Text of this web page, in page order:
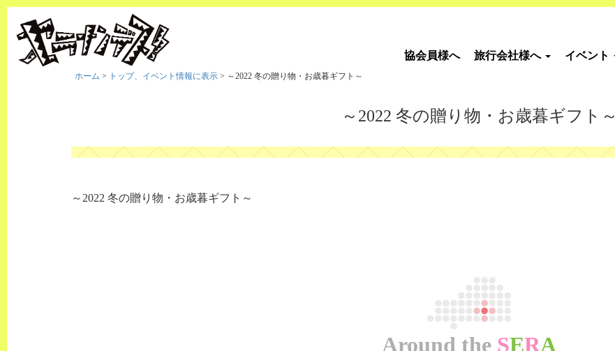
協会員様へ 旅行会社様へ イベント
ホーム > トップ、イベント情報に表示 > ～2022 冬の贈り物・お歳暮ギフト～
～2022 冬の贈り物・お歳暮ギフト～
～2022 冬の贈り物・お歳暮ギフト～
Around the SERA